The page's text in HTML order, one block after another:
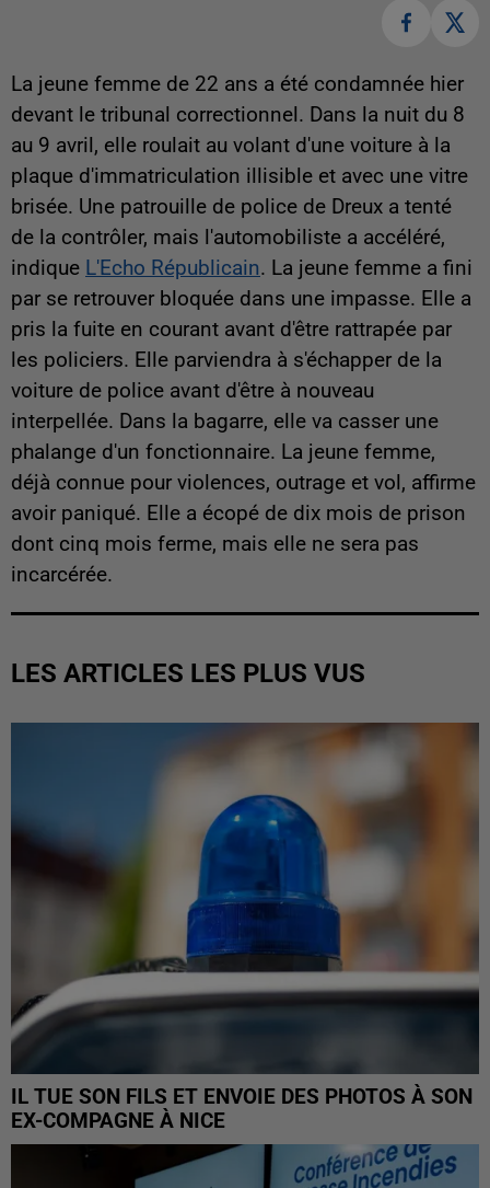
La jeune femme de 22 ans a été condamnée hier
devant le tribunal correctionnel. Dans la nuit du 8
au 9 avril, elle roulait au volant d'une voiture à la
plaque d'immatriculation illisible et avec une vitre
brisée. Une patrouille de police de Dreux a tenté
de la contrôler, mais l'automobiliste a accéléré,
indique L'Echo Républicain. La jeune femme a fini
par se retrouver bloquée dans une impasse. Elle a
pris la fuite en courant avant d'être rattrapée par
les policiers. Elle parviendra à s'échapper de la
voiture de police avant d'être à nouveau
interpellée. Dans la bagarre, elle va casser une
phalange d'un fonctionnaire. La jeune femme,
déjà connue pour violences, outrage et vol, affirme
avoir paniqué. Elle a écopé de dix mois de prison
dont cinq mois ferme, mais elle ne sera pas
incarcérée.
LES ARTICLES LES PLUS VUS
IL TUE SON FILS ET ENVOIE DES PHOTOS À SON
EX-COMPAGNE À NICE